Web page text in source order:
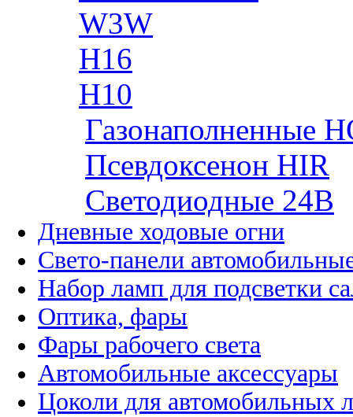
W3W
H16
H10
Газонаполненные
Псевдоксенон HIR
Cветодиодные 24B
Дневные ходовые огни
Свето-панели
Набор ламп для подсветки
Оптика, фары
Фары рабочего света
Автомобильные аксессуары
Цоколи для автомобильных